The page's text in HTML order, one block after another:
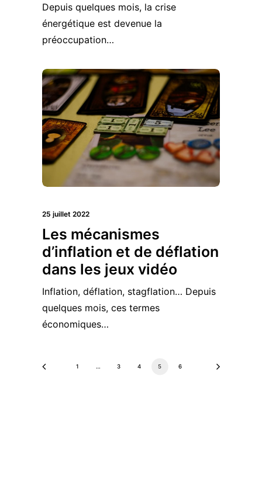
Depuis quelques mois, la crise
énergétique est devenue la
préoccupation…
25 juillet 2022
Les mécanismes
d’inflation et de déflation
dans les jeux vidéo
Inflation, déflation, stagflation… Depuis
quelques mois, ces termes
économiques…
1 … 3 4 5 6